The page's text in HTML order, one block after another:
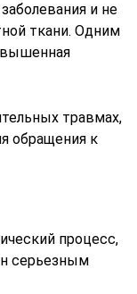
и не
ткани. Одним
травмах,
обращения к
процесс,
серьезным